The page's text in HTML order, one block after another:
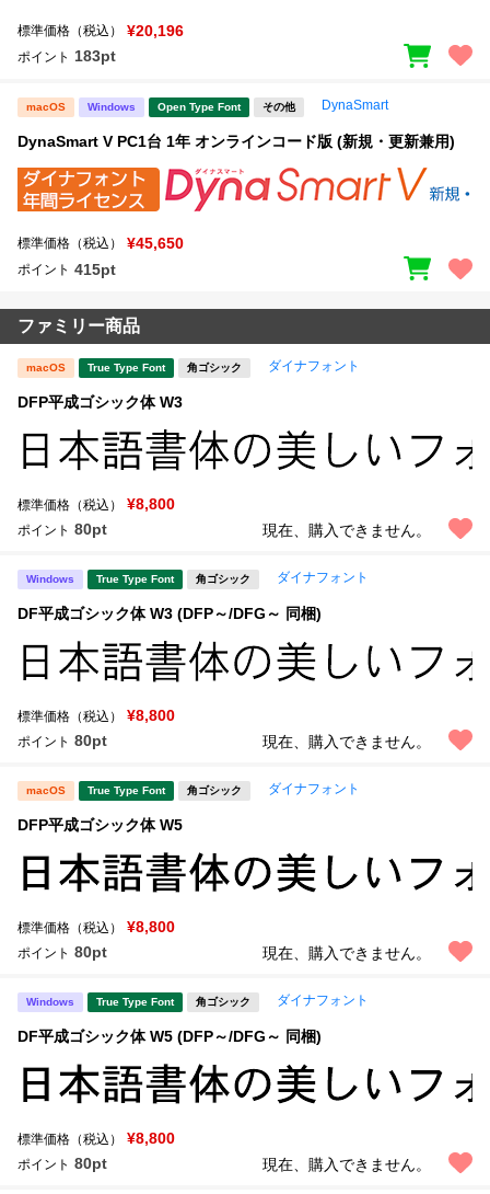
標準価格（税込） ¥20,196
ポイント 183pt
macOS Windows Open Type Font その他 DynaSmart
DynaSmart V PC1台 1年 オンラインコード版 (新規・更新兼用)
標準価格（税込） ¥45,650
ポイント 415pt
ファミリー商品
macOS True Type Font 角ゴシック ダイナフォント
DFP平成ゴシック体 W3
標準価格（税込） ¥8,800
ポイント 80pt 現在、購入できません。
Windows True Type Font 角ゴシック ダイナフォント
DF平成ゴシック体 W3 (DFP～/DFG～ 同梱)
標準価格（税込） ¥8,800
ポイント 80pt 現在、購入できません。
macOS True Type Font 角ゴシック ダイナフォント
DFP平成ゴシック体 W5
標準価格（税込） ¥8,800
ポイント 80pt 現在、購入できません。
Windows True Type Font 角ゴシック ダイナフォント
DF平成ゴシック体 W5 (DFP～/DFG～ 同梱)
標準価格（税込） ¥8,800
ポイント 80pt 現在、購入できません。